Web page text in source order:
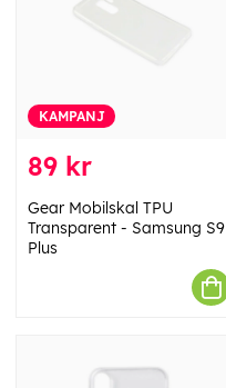
KAMPANJ
89 kr
Gear Mobilskal TPU
Transparent - Samsung S9
Plus